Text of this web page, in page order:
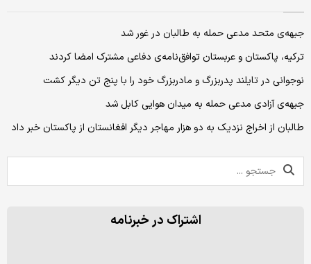
جبهه‌ی متحد مدعی حمله به طالبان در غور شد
ترکیه، پاکستان و عربستان توافق‌نامه‌ی دفاعی مشترک امضا کردند
نوجوانی در تایلند پدربزرگ و مادربزرگ خود را با پنج تن دیگر کشت
جبهه‌ی آزادی مدعی حمله به میدان هوایی کابل شد
طالبان از اخراج نزدیک به دو هزار مهاجر دیگر افغانستان از پاکستان خبر داد
اشتراک در خبرنامه